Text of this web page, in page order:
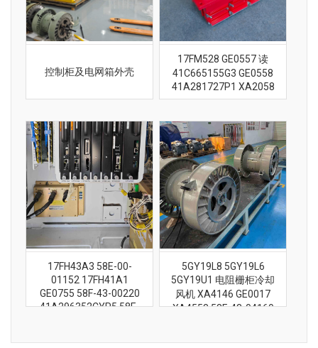
控制柜及电网箱外壳
17FM528 GE0557 读
41C665155G3 GE0558
41A281727P1 XA2058
17FH43A3 58E-00-
01152 17FH41A1
GE0755 58F-43-00220
41A296352CYP5 58E-
5GY19L8 5GY19L6
5GY19U1 电阻栅柜冷却
风机 XA4146 GE0017
XA4558 58F-43-04160